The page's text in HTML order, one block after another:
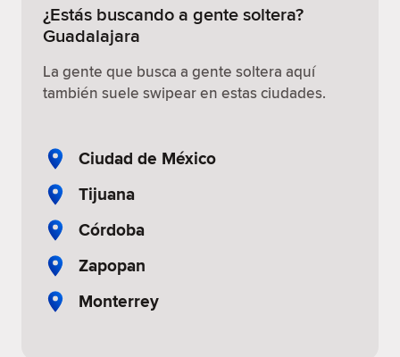
¿Estás buscando a gente soltera?
Guadalajara
La gente que busca a gente soltera aquí
también suele swipear en estas ciudades.
Ciudad de México
Tijuana
Córdoba
Zapopan
Monterrey